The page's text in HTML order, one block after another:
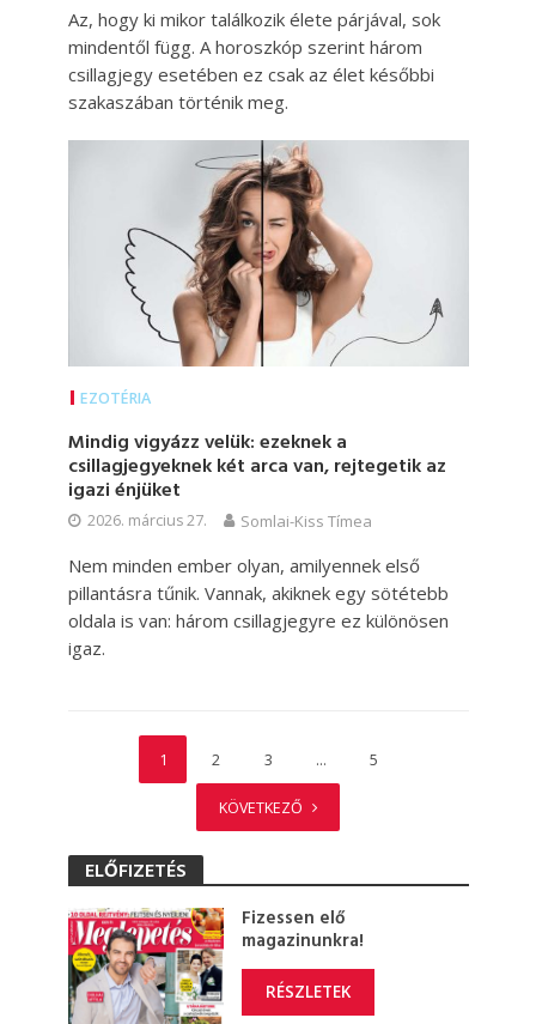
Az, hogy ki mikor találkozik élete párjával, sok
mindentől függ. A horoszkóp szerint három
csillagjegy esetében ez csak az élet későbbi
szakaszában történik meg.
EZOTÉRIA
Mindig vigyázz velük: ezeknek a
csillagjegyeknek két arca van, rejtegetik az
igazi énjüket
2026. március 27. Somlai-Kiss Tímea
Nem minden ember olyan, amilyennek első
pillantásra tűnik. Vannak, akiknek egy sötétebb
oldala is van: három csillagjegyre ez különösen
igaz.
1 2 3 … 5
KÖVETKEZŐ
ELŐFIZETÉS
Fizessen elő
magazinunkra!
RÉSZLETEK